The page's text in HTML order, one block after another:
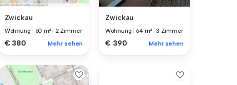
Zwickau
Wohnung 60 m² 2 Zimmer
€ 380 Mehr sehen
Zwickau
Wohnung 64 m² |3 Zimmer
€ 390 Mehr sehen